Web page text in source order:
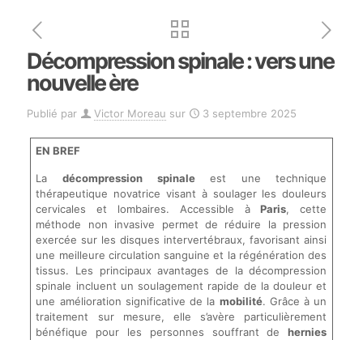
Décompression spinale : vers une
nouvelle ère
Publié par Victor Moreau sur 3 septembre 2025
EN BREF
La décompression spinaleest une technique
thérapeutique novatrice visant à soulager les douleurs
cervicales et lombaires. Accessible àParis, cette
méthode non invasive permet de réduire la pression
exercée sur les disques intervertébraux, favorisant ainsi
une meilleure circulation sanguine et la régénération des
tissus. Les principaux avantages de la décompression
spinale incluent un soulagement rapide de la douleur et
une amélioration significative de la mobilité. Grâce à un
traitement sur mesure, elle s’avère particulièrement
bénéfique pour les personnes souffrant dehernies